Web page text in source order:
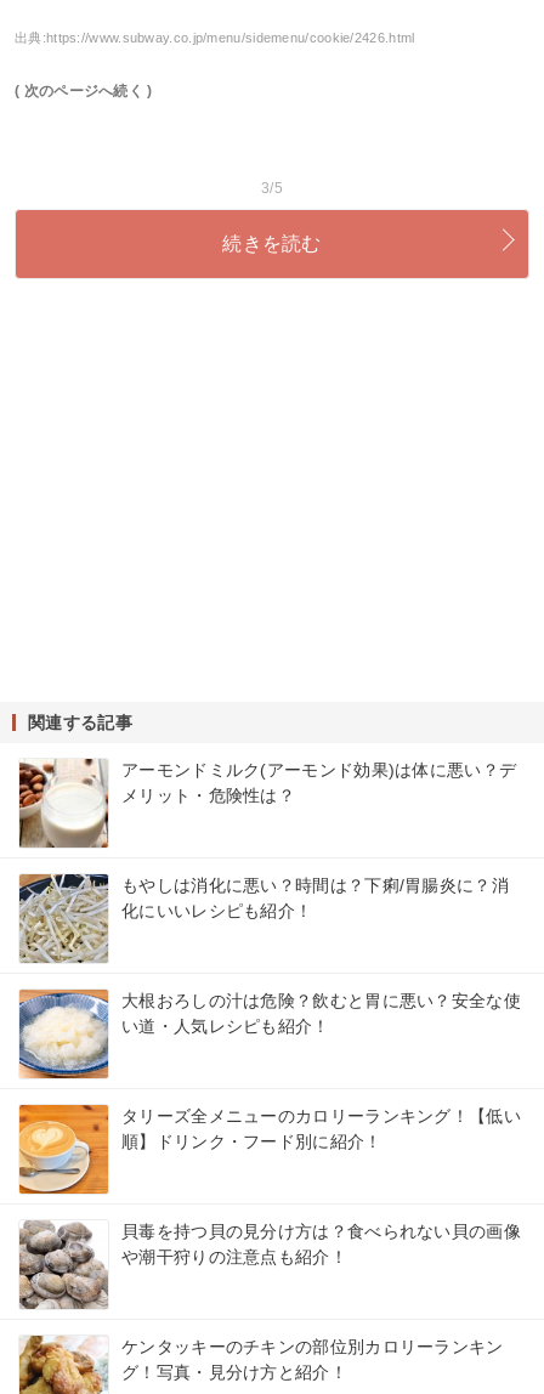
出典: https://www.subway.co.jp/menu/sidemenu/cookie/2426.html
( 次のページへ続く )
3/5
続きを読む
関連する記事
アーモンドミルク(アーモンド効果)は体に悪い？デ
メリット・危険性は？
もやしは消化に悪い？時間は？下痢/胃腸炎に？消
化にいいレシピも紹介！
大根おろしの汁は危険？飲むと胃に悪い？安全な使
い道・人気レシピも紹介！
タリーズ全メニューのカロリーランキング！【低い
順】ドリンク・フード別に紹介！
貝毒を持つ貝の見分け方は？食べられない貝の画像
や潮干狩りの注意点も紹介！
ケンタッキーのチキンの部位別カロリーランキン
グ！写真・見分け方と紹介！